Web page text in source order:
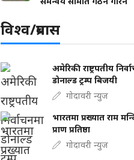
विश्व/प्रबास
अमेरिकी राष्ट्रपतीय
डोनाल्ड ट्रम्प बिजयी
गोदावरी न्युज
भारतमा प्रख्यात राम
प्राण प्रतिष्ठा
गोदावरी न्युज